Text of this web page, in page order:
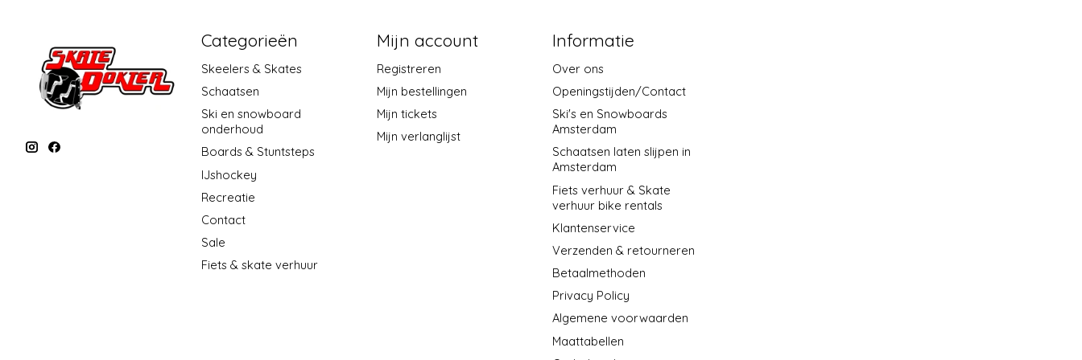
Categorieën
Skeelers & Skates
Schaatsen
Ski en snowboard
onderhoud
Boards & Stuntsteps
IJshockey
Recreatie
Contact
Sale
Fiets & skate verhuur
Mijn account
Registreren
Mijn bestellingen
Mijn tickets
Mijn verlanglijst
Informatie
Over ons
Openingstijden/Contact
Ski's en Snowboards
Amsterdam
Schaatsen laten slijpen in
Amsterdam
Fiets verhuur & Skate
verhuur bike rentals
Klantenservice
Verzenden & retourneren
Betaalmethoden
Privacy Policy
Algemene voorwaarden
Maattabellen